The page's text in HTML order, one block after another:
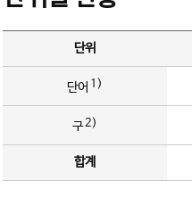
단위
단어 1)
구2)
합계